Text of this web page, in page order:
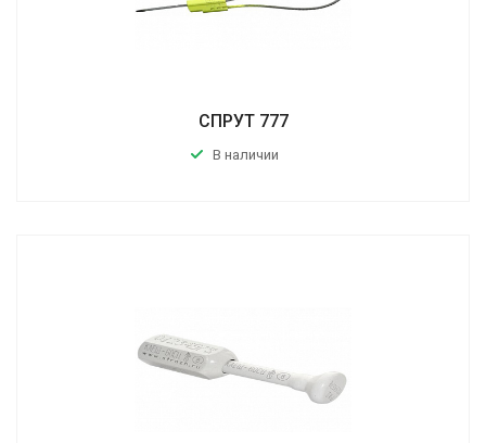
СПРУТ 777
В наличии